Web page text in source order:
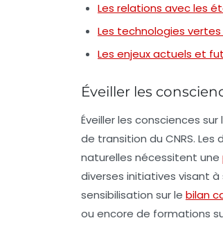
Les relations avec les
Les technologies
Les enjeux actuels et
Éveiller les
Éveiller les consciences
de transition du CNRS.
naturelles nécessitent une
diverses initiatives visant
sensibilisation sur le bilan
ou encore de formations